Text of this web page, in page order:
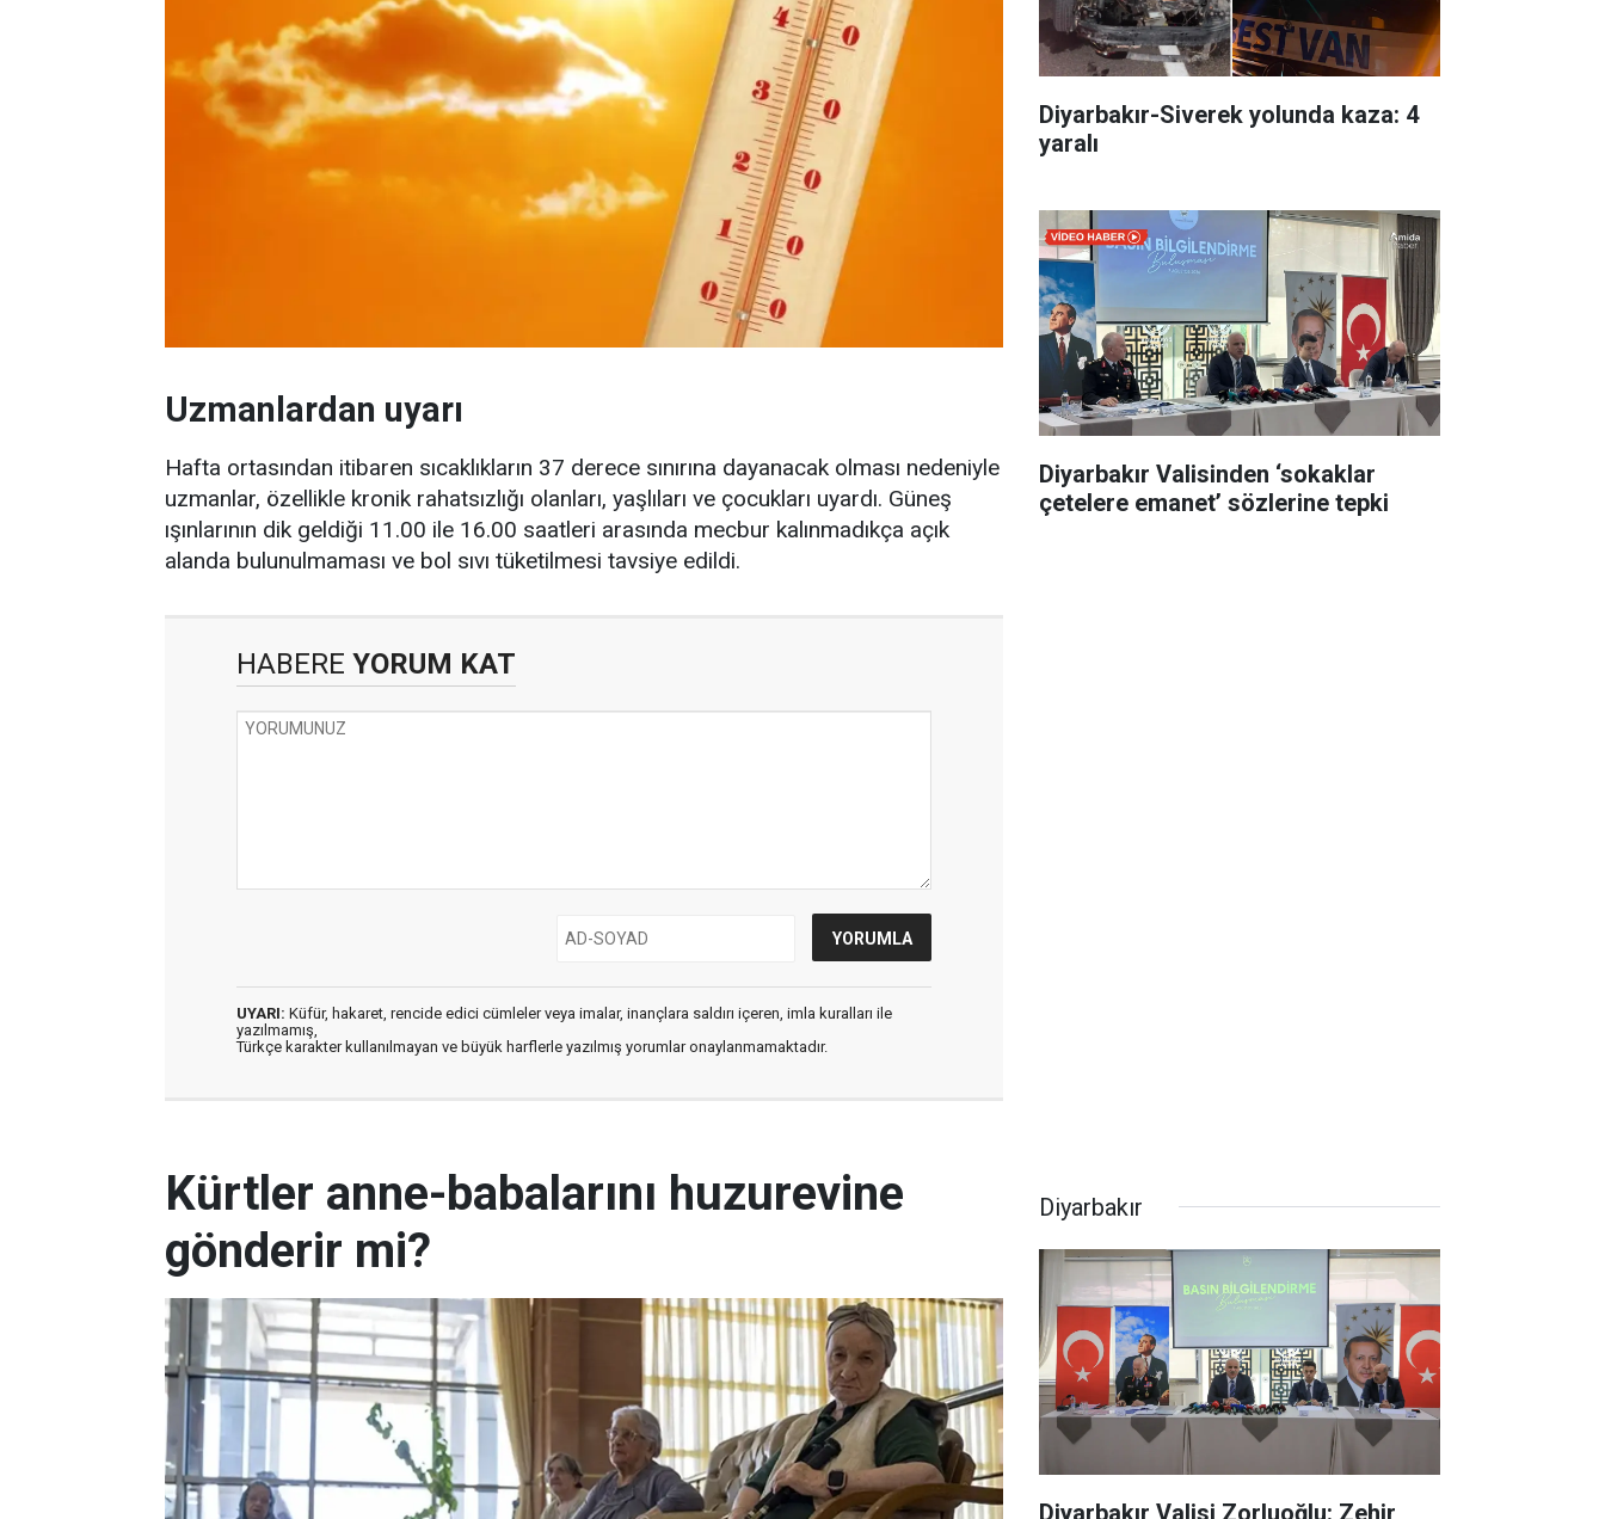
Uzmanlardan uyarı
Hafta ortasından itibaren sıcaklıkların 37 derece sınırına dayanacak olması nedeniyle
uzmanlar, özellikle kronik rahatsızlığı olanları, yaşlıları ve çocukları uyardı. Güneş
ışınlarının dik geldiği 11.00 ile 16.00 saatleri arasında mecbur kalınmadıkça açık
alanda bulunulmaması ve bol sıvı tüketilmesi tavsiye edildi.
HABERE YORUM KAT
UYARI: Küfür, hakaret, rencide edici cümleler veya imalar, inançlara saldırı içeren, imla kuralları ile
yazılmamış,
Türkçe karakter kullanılmayan ve büyük harflerle yazılmış yorumlar onaylanmamaktadır.
Diyarbakır-Siverek yolunda kaza: 4
yaralı
Diyarbakır Valisinden ‘sokaklar
çetelere emanet’ sözlerine tepki
Kürtler anne-babalarını huzurevine
gönderir mi?
Diyarbakır
Diyarbakır Valisi Zorluoğlu: Zehir